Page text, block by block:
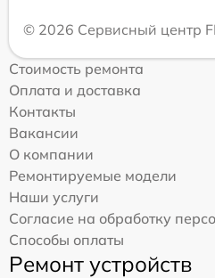
© 2026 Сервисный центр
Стоимость ремонта
Оплата и доставка
Контакты
Вакансии
О компании
Ремонтируемые модели
Наши услуги
Согласие на обработку
Способы оплаты
Ремонт устройств